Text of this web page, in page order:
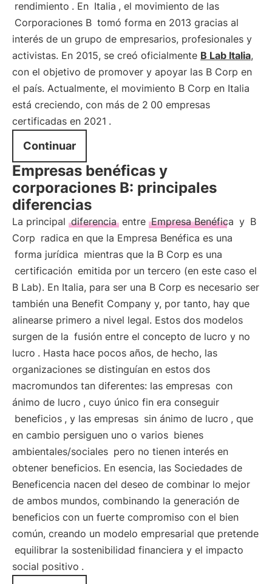
rendimiento . En Italia , el movimiento de las
Corporaciones B tomó forma en 2013 gracias al
interés de un grupo de empresarios, profesionales y
activistas. En 2015, se creó oficialmente B Lab Italia,
con el objetivo de promover y apoyar las B Corp en
el país. Actualmente, el movimiento B Corp en Italia
está creciendo, con más de 2 00 empresas
certificadas en 2021 .
Continuar
Empresas benéficas y
corporaciones B: principales
diferencias
La principal diferencia entre Empresa Benéfica y B
Corp radica en que la Empresa Benéfica es una
forma jurídica mientras que la B Corp es una
certificación emitida por un tercero (en este caso el
B Lab). En Italia, para ser una B Corp es necesario ser
también una Benefit Company y, por tanto, hay que
alinearse primero a nivel legal. Estos dos modelos
surgen de la fusión entre el concepto de lucro y no
lucro . Hasta hace pocos años, de hecho, las
organizaciones se distinguían en estos dos
macromundos tan diferentes: las empresas con
ánimo de lucro , cuyo único fin era conseguir
beneficios , y las empresas sin ánimo de lucro , que
en cambio persiguen uno o varios bienes
ambientales/sociales pero no tienen interés en
obtener beneficios. En esencia, las Sociedades de
Beneficencia nacen del deseo de combinar lo mejor
de ambos mundos, combinando la generación de
beneficios con un fuerte compromiso con el bien
común, creando un modelo empresarial que pretende
equilibrar la sostenibilidad financiera y el impacto
social positivo .